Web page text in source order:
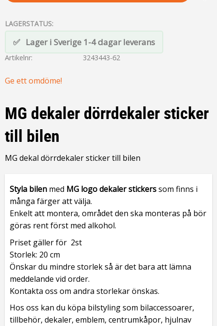
LAGERSTATUS
Lager i Sverige 1-4 dagar leverans
Artikelnr 3243443-62
Ge ett omdöme!
MG dekaler dörrdekaler sticker
till bilen
MG dekal dörrdekaler sticker till bilen
Styla bilen med MG logo dekalerstickerssom finns i
många färger att välja.
Enkelt att montera, området den ska monteras på bör
göras rent först med alkohol.
Priset gäller för 2st
Storlek: 20 cm
Önskar du mindre storlek så är det bara att lämna
meddelande vid order.
Kontakta oss om andra storlekar önskas.
Hos oss kan du köpa bilstyling som bilaccessoarer,
tillbehör, dekaler, emblem, centrumkåpor, hjulnav